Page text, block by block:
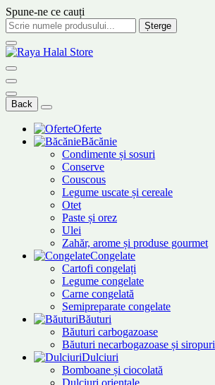
Spune-ne ce cauți
Șterge
Back
Oferte
Băcănie
Condimente și sosuri
Conserve
Couscous
Legume uscate și cereale
Otet
Paste și orez
Ulei
Zahăr, arome și produse gourmet
Congelate
Cartofi congelați
Legume congelate
Carne congelată
Semipreparate congelate
Băuturi
Băuturi carbogazoase
Băuturi necarbogazoase și siropuri
Dulciuri
Bomboane și ciocolată
Dulciuri orientale